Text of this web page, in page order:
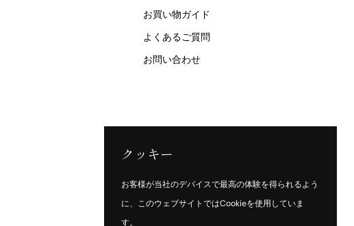
お買い物ガイド
よくあるご質問
お問い合わせ
クッキー
お客様が当社のデバイスで最高の体験を得られるよう
に、このウェブサイトではCookieを使用していま
す。